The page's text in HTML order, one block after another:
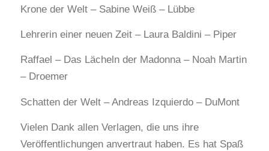
Krone der Welt – Sabine Weiß – Lübbe
Lehrerin einer neuen Zeit – Laura Baldini – Piper
Raffael – Das Lächeln der Madonna – Noah Martin
– Droemer
Schatten der Welt – Andreas Izquierdo – DuMont
Vielen Dank allen Verlagen, die uns ihre
Veröffentlichungen anvertraut haben. Es hat Spaß